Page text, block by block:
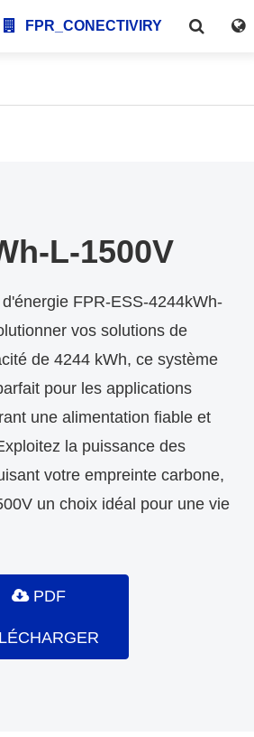
FPR_CONECTIVIRY
L-1500V
FPR-ESS-4244kWh-
vos solutions de
de 4244 kWh, ce système
pour les applications
une alimentation fiable et
la puissance des
votre empreinte carbone,
un choix idéal pour une vie
PDF